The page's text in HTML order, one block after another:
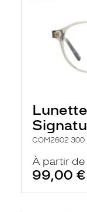
COM2602 300
À partir de
99,00 €